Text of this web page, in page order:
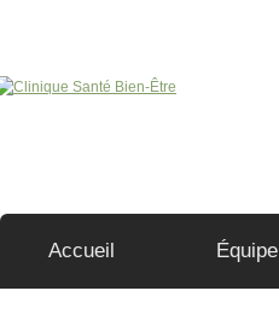
Accueil Équipe